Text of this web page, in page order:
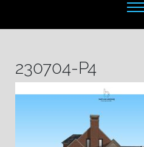
230704-P4